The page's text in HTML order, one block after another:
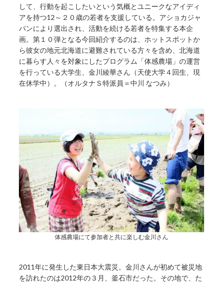
して、行動を起こしたいという気概とユニークなアイディ
アを持つ12～２０歳の若者を支援している。アショカジャ
パンにより選出され、活動を続ける若者を特集する本企
画。第１０弾となる今回紹介するのは、ホットスポットか
ら彼女の地元北海道に避難されている方々を含め、北海道
に暮らす人々を対象にしたプログラム「体感農場」の運営
を行っている大学生、金川綾華さん（天使大学４回生、現
在休学中）。（オルタナＳ特派員＝中川 なつみ）
体感農場にて参加者と共に楽しむ金川さん
2011年に発生した東日本大震災。金川さんが初めて被災地
を訪れたのは2012年の３月、釜石市だった。その地で、た